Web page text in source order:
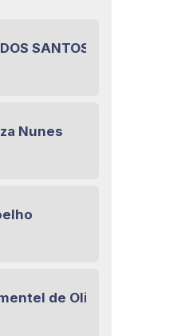
SANTOS RAMOS
Nunes
de Oliveira Miranda